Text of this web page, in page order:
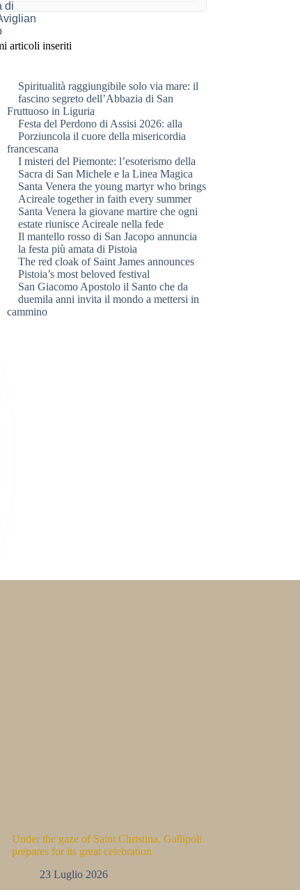
articoli inseriti
Spiritualità raggiungibile solo via mare: il
fascino segreto dell’Abbazia di San
Fruttuoso in Liguria
Festa del Perdono di Assisi 2026: alla
Porziuncola il cuore della misericordia
francescana
I misteri del Piemonte: l’esoterismo della
Sacra di San Michele e la Linea Magica
Santa Venera the young martyr who brings
Acireale together in faith every summer
Santa Venera la giovane martire che ogni
estate riunisce Acireale nella fede
Il mantello rosso di San Jacopo annuncia
la festa più amata di Pistoia
The red cloak of Saint James announces
Pistoia’s most beloved festival
San Giacomo Apostolo il Santo che da
duemila anni invita il mondo a mettersi in
cammino
Under the gaze of Saint Christina, Gallipoli
prepares for its great celebration
23 Luglio 2026